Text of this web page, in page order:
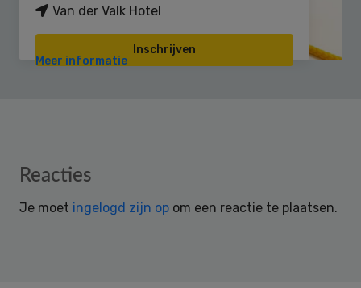
Van der Valk Hotel
Inschrijven
Meer informatie
Reader
Reacties
Je moet ingelogd zijn op om een reactie te plaatsen.